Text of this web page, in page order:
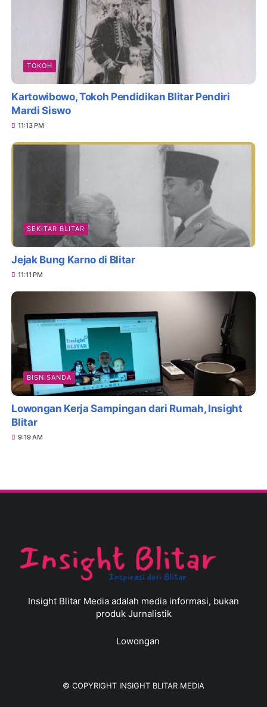
TOKOH
Kartowibowo, Tokoh Pendidikan Blitar Pendiri
Mardi Siswo
11:13 PM
SEKITAR BLITAR
Jejak Bung Karno di Blitar
11:11 PM
BISNISANDA
Lowongan Kerja Sampingan dari Rumah, Insight
Blitar
9:19 AM
Insight Blitar Media adalah media informasi, bukan
produk Jurnalistik
Lowongan
© COPYRIGHT INSIGHT BLITAR MEDIA